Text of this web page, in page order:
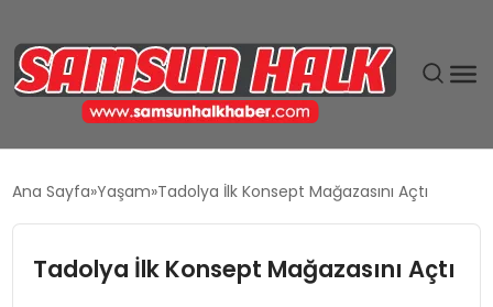
Ana Sayfa Yaşam Tadolya İlk Konsept Mağazasını Açtı
Tadolya İlk Konsept Mağazasını Açtı